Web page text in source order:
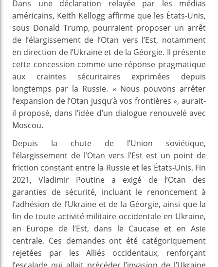
Dans une déclaration relayée par les médias
américains, Keith Kellogg affirme que les États-Unis,
sous Donald Trump, pourraient proposer un arrêt
de l’élargissement de l’Otan vers l’Est, notamment
en direction de l’Ukraine et de la Géorgie. Il présente
cette concession comme une réponse pragmatique
aux craintes sécuritaires exprimées depuis
longtemps par la Russie. « Nous pouvons arrêter
l’expansion de l’Otan jusqu’à vos frontières », aurait-
il proposé, dans l’idée d’un dialogue renouvelé avec
Moscou.
Depuis la chute de l’Union soviétique,
l’élargissement de l’Otan vers l’Est est un point de
friction constant entre la Russie et les États-Unis. Fin
2021, Vladimir Poutine a exigé de l’Otan des
garanties de sécurité, incluant le renoncement à
l’adhésion de l’Ukraine et de la Géorgie, ainsi que la
fin de toute activité militaire occidentale en Ukraine,
en Europe de l’Est, dans le Caucase et en Asie
centrale. Ces demandes ont été catégoriquement
rejetées par les Alliés occidentaux, renforçant